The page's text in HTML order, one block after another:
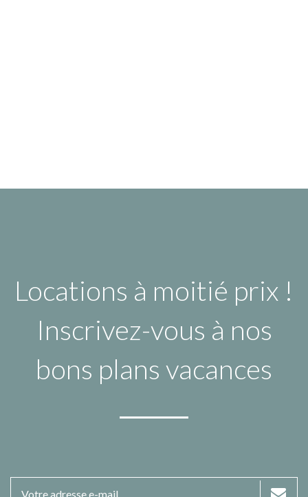
Locations à moitié prix !
Inscrivez-vous à nos
bons plans vacances